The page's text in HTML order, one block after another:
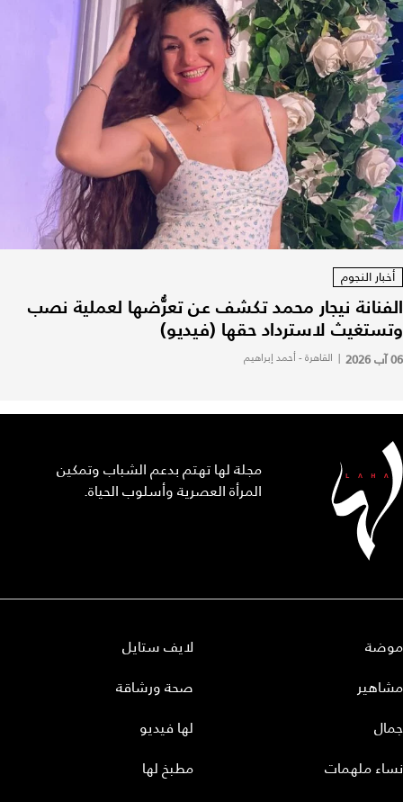
أخبار النجوم
الفنانة نيجار محمد تكشف عن تعرُّضها لعملية نصب
وتستغيث لاسترداد حقها (فيديو)
06 آب 2026 | القاهرة - أحمد إبراهيم
مجلة لها تهتم بدعم الشباب وتمكين
المرأة العصرية وأسلوب الحياة.
موضة
مشاهير
جمال
نساء ملهمات
لايف ستايل
صحة ورشاقة
لها فيديو
مطبخ لها